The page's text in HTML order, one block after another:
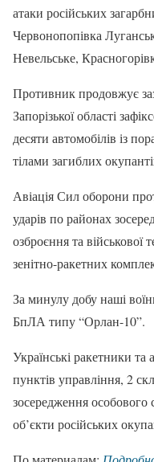
атаки російських
Червонопопівка
Невельське,
Противник продовжує
Запорізької області
десяти автомобілів із
тілами загиблих
Авіація Сил оборони
ударів по районах
озброєння та військової
зенітно-ракетних
За минулу добу наші
БпЛА типу “Орлан-10”.
Українські ракетники
пунктів управління, 2
зосередження
об’єкти російських